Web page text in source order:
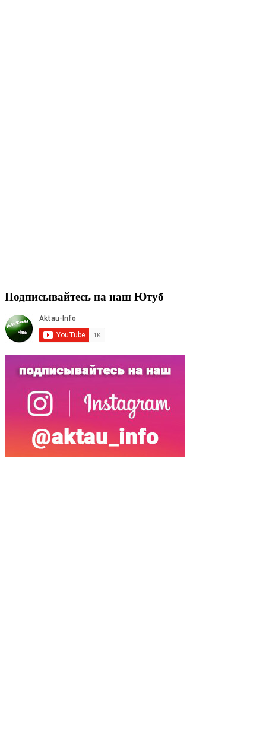
Подписывайтесь на наш Ютуб